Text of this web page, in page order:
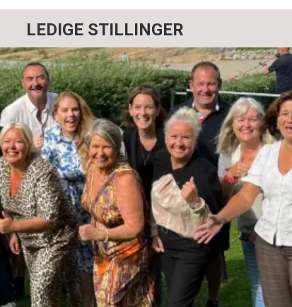
LEDIGE STILLINGER